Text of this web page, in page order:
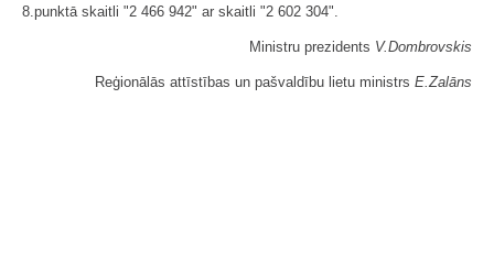
8.punktā skaitli "2 466 942" ar skaitli "2 602 304".
Ministru prezidents V.Dombrovskis
Reģionālās attīstības un pašvaldību lietu ministrs E.Zalāns